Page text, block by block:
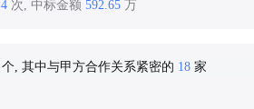
4 次, 中标金额 592.65 万
个, 其中与甲方合作关系紧密的 18 家